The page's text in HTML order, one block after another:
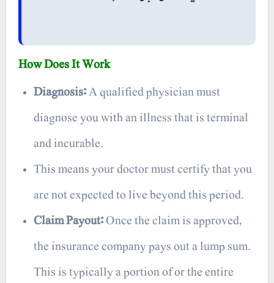
How Does It Work
Diagnosis:A qualified physician must
diagnose you with an illness that is terminal
and incurable.
This means your doctor must certify that you
are not expected to live beyond this period.
Claim Payout:Once the claim is approved,
the insurance company pays out a lump sum.
This is typically a portion of or the entire